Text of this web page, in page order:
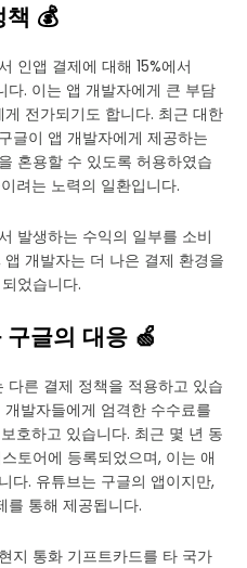
책 💰
인앱 결제에 대해 15%에서
. 이는 앱 개발자에게 큰 부담
전가되기도 합니다. 최근 대한
글이 앱 개발자에게 제공하는
혼용할 수 있도록 허용하였습
려는 노력의 일환입니다.
발생하는 수익의 일부를 소비
개발자는 더 나은 결제 환경을
었습니다.
글의 대응 🍏
른 결제 정책을 적용하고 있습
발자들에게 엄격한 수수료를
호하고 있습니다. 최근 몇 년 동
토어에 등록되었으며, 이는 애
다. 유튜브는 구글의 앱이지만,
를 통해 제공됩니다.
지 통화 기프트카드를 타 국가